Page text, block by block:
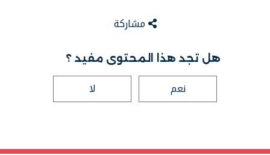
مشاركة
هل تجد هذا المحتوى مفيد ؟
نعم لا